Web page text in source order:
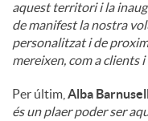
aquest territori i la
de manifest la nostra
personalitzat i de
mereixen, com a clients
Per últim, Alba Barnusell
és un plaer poder ser